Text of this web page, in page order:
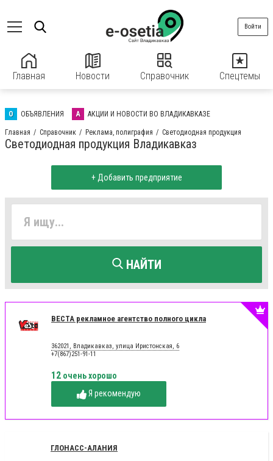
Главная Новости Справочник Спецтемы
Войти
О ОБЪЯВЛЕНИЯ А АКЦИИ И НОВОСТИ ВО ВЛАДИКАВКАЗЕ
Главная Справочник Реклама, полиграфия Светодиодная продукция
Светодиодная продукция Владикавказ
+ Добавить предприятие
НАЙТИ
ВЕСТА рекламное агентство полного цикла
362021, Владикавказ, улица Иристонская, 6
+7(867)251-91-11
12 очень хорошо
Я рекомендую
ГЛОНАСС-АЛАНИЯ